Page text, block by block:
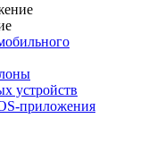
устройств
приложения